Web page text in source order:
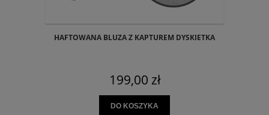
HAFTOWANA BLUZA Z KAPTUREM DYSKIETKA
199,00 zł
DO KOSZYKA